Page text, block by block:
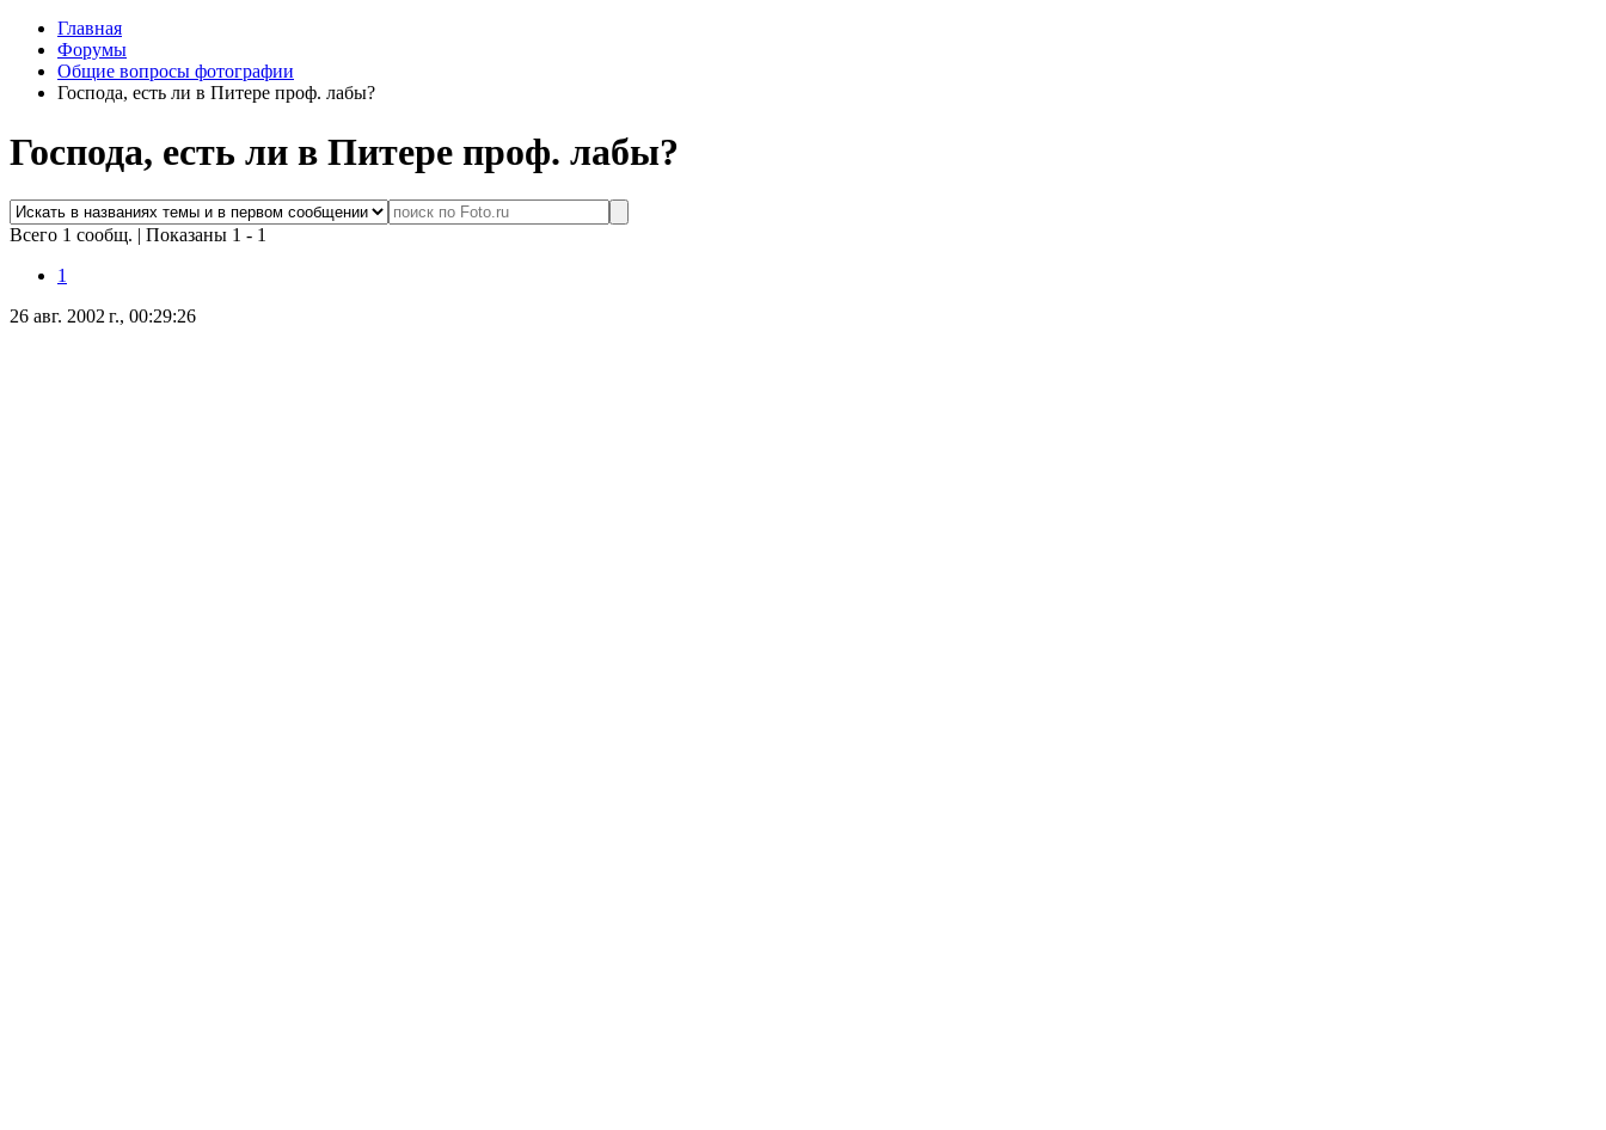
Главная
Форумы
Общие вопросы фотографии
Господа, есть ли в Питере проф. лабы?
Господа, есть ли в Питере проф. лабы?
Всего 1 сообщ. | Показаны 1 - 1
1
26 авг. 2002 г., 00:29:26